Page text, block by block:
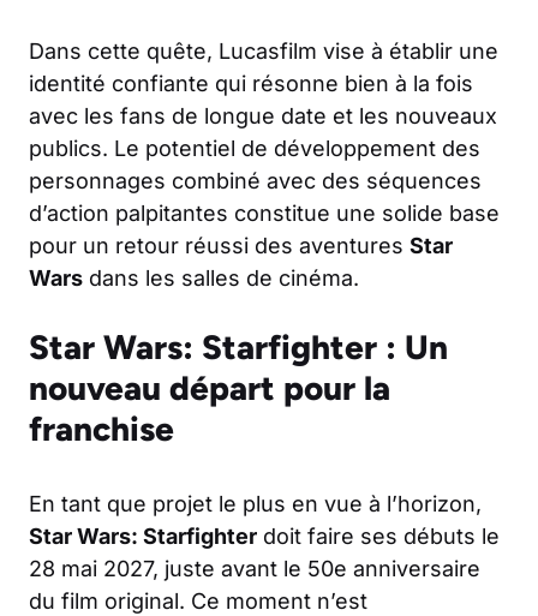
Dans cette quête, Lucasfilm vise à établir une
identité confiante qui résonne bien à la fois
avec les fans de longue date et les nouveaux
publics. Le potentiel de développement des
personnages combiné avec des séquences
d’action palpitantes constitue une solide base
pour un retour réussi des aventures Star
Wars dans les salles de cinéma.
Star Wars: Starfighter : Un
nouveau départ pour la
franchise
En tant que projet le plus en vue à l’horizon,
Star Wars: Starfighter doit faire ses débuts le
28 mai 2027, juste avant le 50e anniversaire
du film original. Ce moment n’est